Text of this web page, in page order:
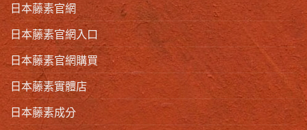
日本藤素官網
日本藤素官網入口
日本藤素官網購買
日本藤素實體店
日本藤素成分